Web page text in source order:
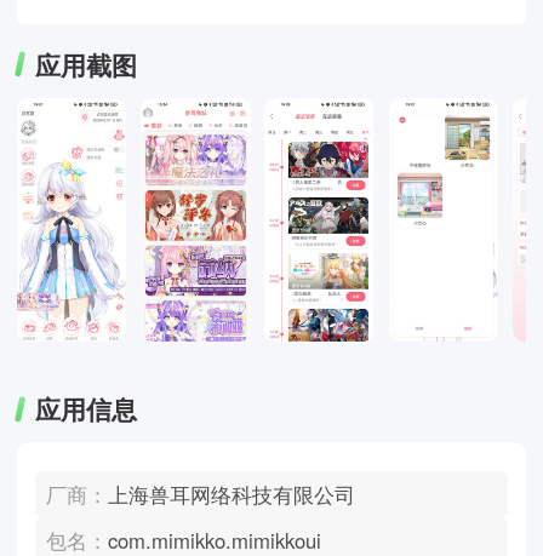
应用截图
应用信息
厂商：上海兽耳网络科技有限公司
包名：com.mimikko.mimikkoui